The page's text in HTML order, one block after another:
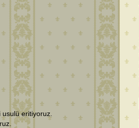
eritiyoruz.